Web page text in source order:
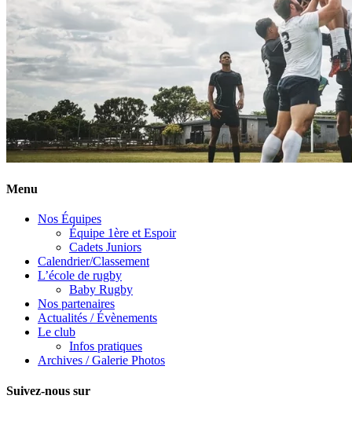
Menu
Nos Équipes
Équipe 1ère et Espoir
Cadets Juniors
Calendrier/Classement
L’école de rugby
Baby Rugby
Nos partenaires
Actualités / Évènements
Le club
Infos pratiques
Archives / Galerie Photos
Suivez-nous sur